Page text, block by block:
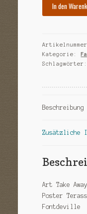
In den
Kategorie:
Beschreibung
Zusätzliche
Art Take
Poster
Fontdeville